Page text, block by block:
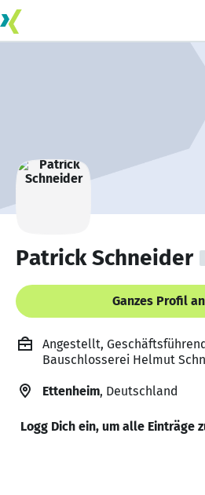
Patrick Schneider
Ganzes Profil
Angestellt,
Bauschlosserei Helmut
Ettenheim, Deutschland
Logg Dich ein, um alle Einträge